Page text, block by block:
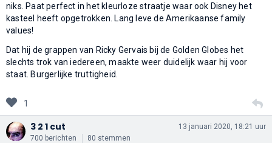
niks. Paat perfect in het kleurloze straatje waar ook Disney het
kasteel heeft opgetrokken. Lang leve de Amerikaanse family
values!
Dat hij de grappen van Ricky Gervais bij de Golden Globes het
slechts trok van iedereen, maakte weer duidelijk waar hij voor
staat. Burgerlijke truttigheid.
1
3 2 1 cut
700 berichten 80 stemmen
13 januari 2020, 18:21 uur